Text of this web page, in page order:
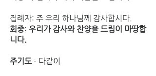
집례자: 주 우리 하나님께 감사합시다.
회중: 우리가 감사와 찬양을 드림이 마땅합
니다.
주기도 - 다같이